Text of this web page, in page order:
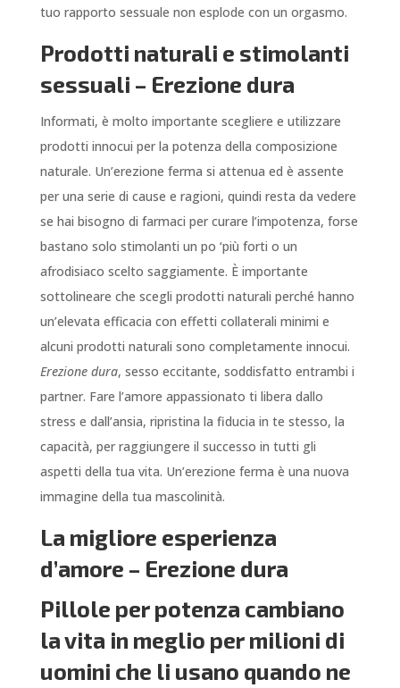
tuo rapporto sessuale non esplode con un orgasmo.
Prodotti naturali e stimolanti
sessuali – Erezione dura
Informati, è molto importante scegliere e utilizzare
prodotti innocui per la potenza della composizione
naturale. Un’erezione ferma si attenua ed è assente
per una serie di cause e ragioni, quindi resta da vedere
se hai bisogno di farmaci per curare l’impotenza, forse
bastano solo stimolanti un po ‘più forti o un
afrodisiaco scelto saggiamente. È importante
sottolineare che scegli prodotti naturali perché hanno
un’elevata efficacia con effetti collaterali minimi e
alcuni prodotti naturali sono completamente innocui.
Erezione dura, sesso eccitante, soddisfatto entrambi i
partner. Fare l’amore appassionato ti libera dallo
stress e dall’ansia, ripristina la fiducia in te stesso, la
capacità, per raggiungere il successo in tutti gli
aspetti della tua vita. Un’erezione ferma è una nuova
immagine della tua mascolinità.
La migliore esperienza
d’amore – Erezione dura
Pillole per potenza cambiano
la vita in meglio per milioni di
uomini che li usano quando ne